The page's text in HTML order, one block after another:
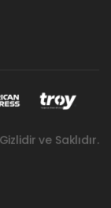
ve Saklıdır.